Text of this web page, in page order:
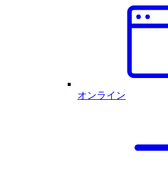
オンライン